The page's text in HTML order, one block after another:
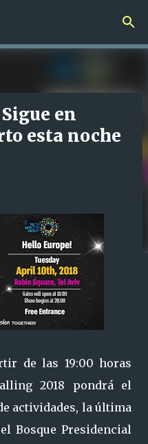
principal
Sigue en
esta noche
de las 19:00 horas
2018 pondrá el
actividades, la última
Bosque Presidencial